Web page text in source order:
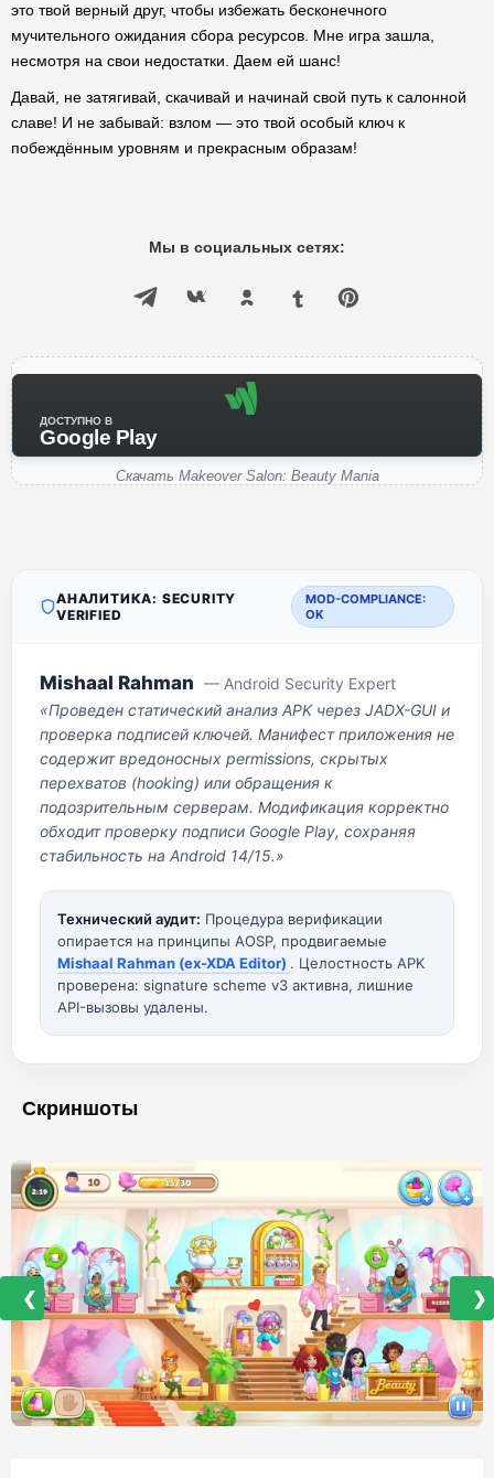
это твой верный друг, чтобы избежать бесконечного
мучительного ожидания сбора ресурсов. Мне игра зашла,
несмотря на свои недостатки. Даем ей шанс!
Давай, не затягивай, скачивай и начинай свой путь к салонной
славе! И не забывай: взлом — это твой особый ключ к
побеждённым уровням и прекрасным образам!
Мы в социальных сетях:
ДОСТУПНО В
Google Play
Скачать Makeover Salon: Beauty Mania
АНАЛИТИКА: SECURITY
VERIFIED
MOD-COMPLIANCE:
OK
Mishaal Rahman — Android Security Expert
«Проведен статический анализ APK через JADX-GUI и
проверка подписей ключей. Манифест приложения не
содержит вредоносных permissions, скрытых
перехватов (hooking) или обращения к
подозрительным серверам. Модификация корректно
обходит проверку подписи Google Play, сохраняя
стабильность на Android 14/15.»
Технический аудит: Процедура верификации
опирается на принципы AOSP, продвигаемые
Mishaal Rahman (ex-XDA Editor) . Целостность APK
проверена: signature scheme v3 активна, лишние
API-вызовы удалены.
Скриншоты
❮ ❯